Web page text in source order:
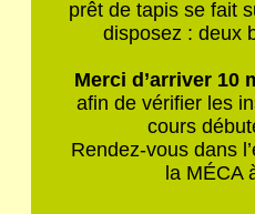
prêt de tapis se fait
disposez : deux
Merci d’arriver 10
afin de vérifier les
cours
Rendez-vous dans
la MÉCA